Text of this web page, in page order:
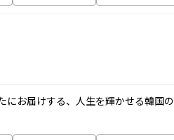
にお届けする、人生を輝かせる韓国の